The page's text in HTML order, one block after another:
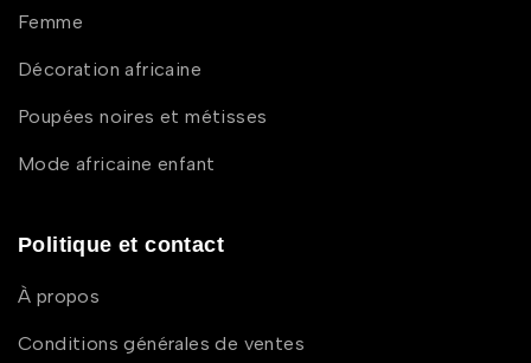
Femme
Décoration africaine
Poupées noires et métisses
Mode africaine enfant
Politique et contact
À propos
Conditions générales de ventes